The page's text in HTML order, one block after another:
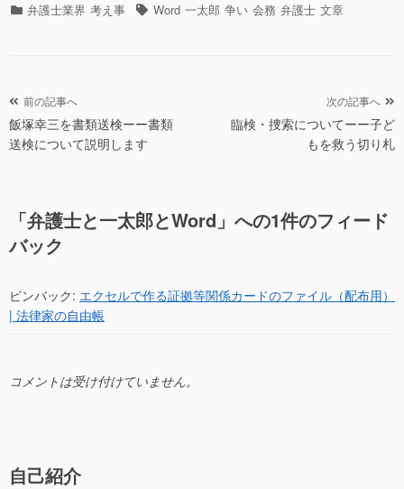
c
b
o
o
aile e
カ 弁護士業界 考え事
タ Word 一太郎 争い 会務 弁護士 文章
投
稿
ナ
ー
シ
ン
前の記事へ
飯塚幸三を書類送検ーー書類
送検について説明します
次の記事へ
臨検・捜索についてーー子ど
もを救う切り札
「弁護士と一太郎とWord 」への1件のフィード
バック
ピンバック: エクセルで作る証拠等関係カードのファイル（配布用）
| 法律家の自由帳
コメントは受け付けていません。
自己紹介